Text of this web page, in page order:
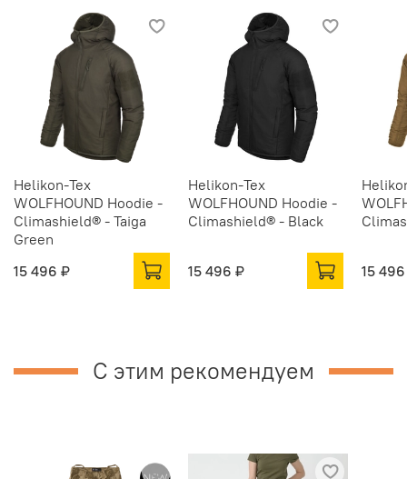
Helikon-Tex
WOLFHOUND Hoodie -
Climashield® - Taiga
Green
15 496 ₽
Helikon-Tex
WOLFHOUND Hoodie -
Climashield® - Black
15 496 ₽ 15
С этим рекомендуем